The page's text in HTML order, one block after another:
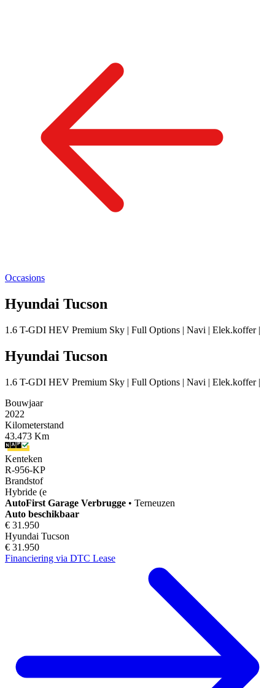
Occasions
Hyundai Tucson
1.6 T-GDI HEV Premium Sky | Full Options | Navi | Elek.koffer |
Hyundai Tucson
1.6 T-GDI HEV Premium Sky | Full Options | Navi | Elek.koffer |
Bouwjaar
2022
Kilometerstand
43.473 Km
Kenteken
R-956-KP
Brandstof
Hybride (e
AutoFirst Garage Verbrugge • Terneuzen
Auto beschikbaar
€ 31.950
Hyundai Tucson
€ 31.950
Financiering via DTC Lease